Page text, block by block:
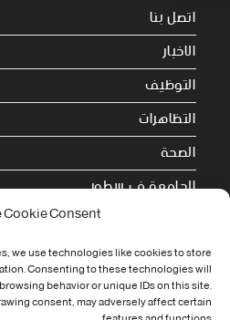
Consent
we use technologies like cookies to store
Consenting to these technologies will
behavior or unique IDs on this site.
consent, may adversely affect certain
اتصل بنا
الاخبار
التوظيف
التظاهرات
الصحة
الجامعة في سطور
Cookie Policy (EU)
معلومات الاتصال
Address: